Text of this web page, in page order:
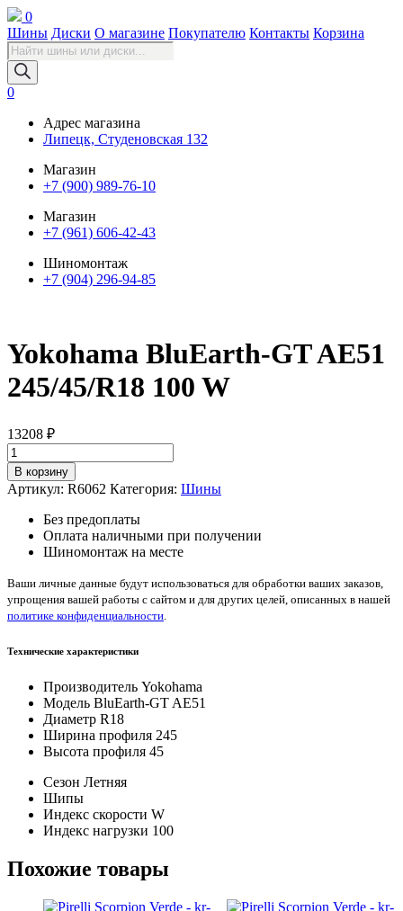
0
Шины Диски О магазине Покупателю Контакты Корзина
Поиск
товаров
0
Адрес магазина
Липецк, Студеновская 132
Магазин
+7 (900) 989-76-10
Магазин
+7 (961) 606-42-43
Шиномонтаж
+7 (904) 296-94-85
Yokohama BluEarth-GT AE51
245/45/R18 100 W
13208 ₽
Количество
товара
Yokohama
BluEarth-
AE51
245/45/R18
W
В корзину
Артикул: R6062 Категория: Шины
Без предоплаты
Оплата наличными при получении
Шиномонтаж на месте
Ваши личные данные будут использоваться для обработки ваших заказов,
упрощения вашей работы с сайтом и для других целей, описанных в нашей
политике конфиденциальности
Технические характеристики
Производитель Yokohama
Модель BluEarth-GT AE51
Диаметр R18
Ширина профиля 245
Высота профиля 45
Сезон Летняя
Шипы
Индекс скорости W
Индекс нагрузки 100
Похожие товары